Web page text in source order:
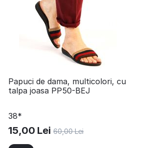
​Papuci de dama, multicolori, cu
talpa joasa PP50-BEJ
38*
15,00 Lei 60,00 Lei